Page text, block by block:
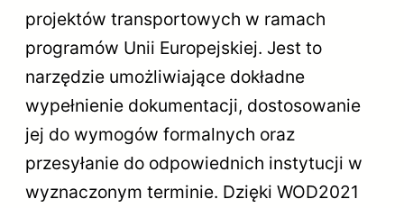
projektów transportowych w ramach
programów Unii Europejskiej. Jest to
narzędzie umożliwiające dokładne
wypełnienie dokumentacji, dostosowanie
jej do wymogów formalnych oraz
przesyłanie do odpowiednich instytucji w
wyznaczonym terminie. Dzięki WOD2021